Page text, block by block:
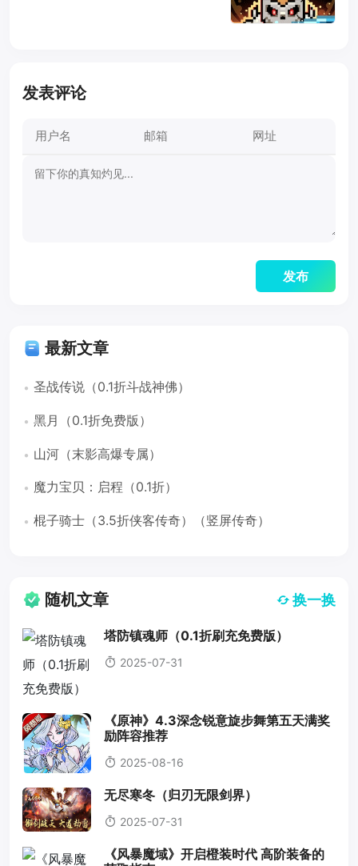
发表评论
最新文章
圣战传说（0.1折斗战神佛）
黑月（0.1折免费版）
山河（末影高爆专属）
魔力宝贝：启程（0.1折）
棍子骑士（3.5折侠客传奇）（竖屏传奇）
随机文章 换一换
塔防镇魂师（0.1折刷充免费版）
2025-07-31
《原神》4.3深念锐意旋步舞第五天满奖
励阵容推荐
2025-08-16
无尽寒冬（归刃无限剑界）
2025-07-31
《风暴魔域》开启橙装时代 高阶装备的